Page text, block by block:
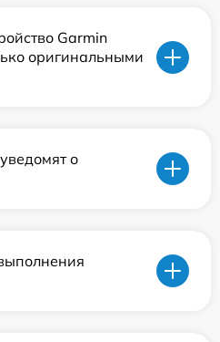
Garmin
оригинальными
о